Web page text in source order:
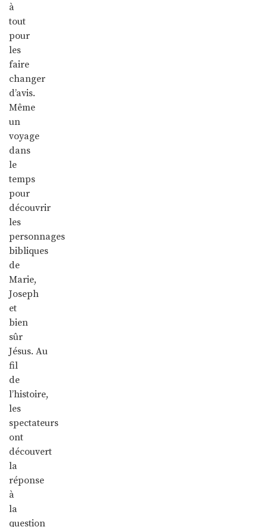
à
tout
pour
les
faire
changer
d’avis.
Même
un
voyage
dans
le
temps
pour
découvrir
les
personnages
bibliques
de
Marie,
Joseph
et
bien
sûr
Jésus. Au
fil
de
l’histoire,
les
spectateurs
ont
découvert
la
réponse
à
la
question